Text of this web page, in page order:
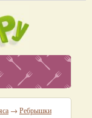
→ Ребрышки